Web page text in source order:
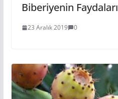
Biberiyenin Faydaları
23 Aralık 2019 0